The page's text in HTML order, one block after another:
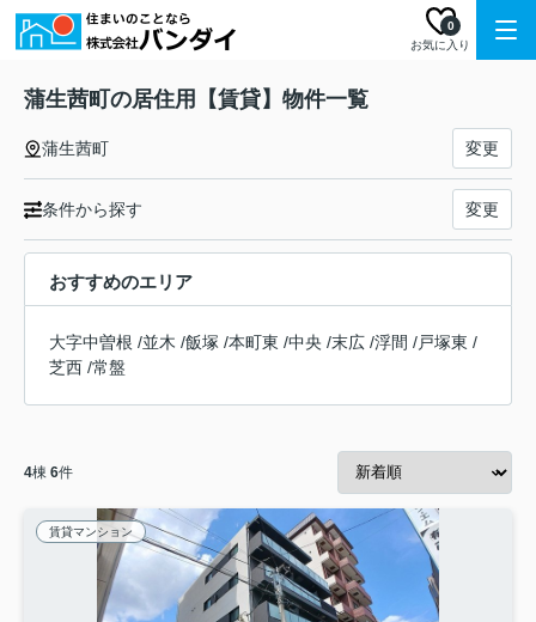
お気に入り
0
蒲生茜町の居住用【賃貸】物件一覧
蒲生茜町 変更
条件から探す 変更
おすすめのエリア
大字中曽根 /並木 /飯塚 /本町東 /中央 /末広 /浮間 /戸塚東 /
芝西 /常盤
4棟 6件
賃貸マンション